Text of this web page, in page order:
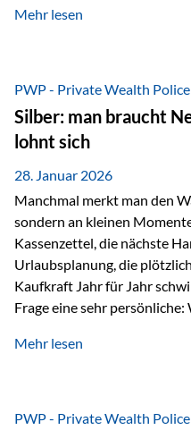
starken Anstiegen. Diese
von geopolitischen
Geldmenge sowie
Kapitalmärkten geprägt ist,
Nicht, weil…
Mehr lesen
PWP - Private Wealth Police
Silber: man braucht
lohnt sich
28. Januar 2026
Manchmal merkt man den
sondern an kleinen
Kassenzettel, die nächste
Urlaubsplanung, die
Kaufkraft Jahr für Jahr
Frage eine sehr persönliche:
Sachwerten mit einer
gerade dann, wenn Märkte
Mehr lesen
PWP - Private Wealth Police